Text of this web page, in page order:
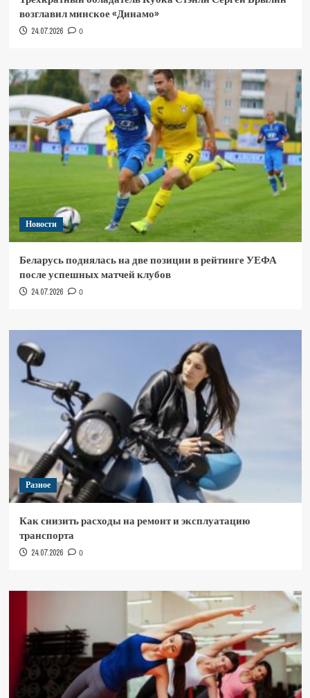
возглавил минское «Динамо»
24.07.2026 0
Новости
Беларусь поднялась на две позиции в рейтинге УЕФА
после успешных матчей клубов
24.07.2026 0
Разное
Как снизить расходы на ремонт и эксплуатацию
транспорта
24.07.2026 0